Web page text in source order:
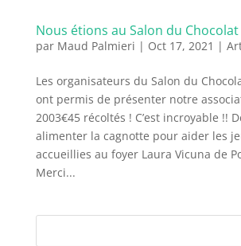
Nous étions au Salon du Chocolat
par Maud Palmieri | Oct 17, 2021 |
Les organisateurs du Salon du
ont permis de présenter notre
2003€45 récoltés ! C’est incroyable !!
alimenter la cagnotte pour aider les
accueillies au foyer Laura Vicuna de
Merci...